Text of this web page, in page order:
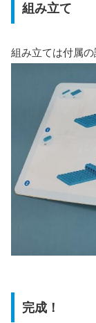
組み立て
組み立ては付属の
完成！